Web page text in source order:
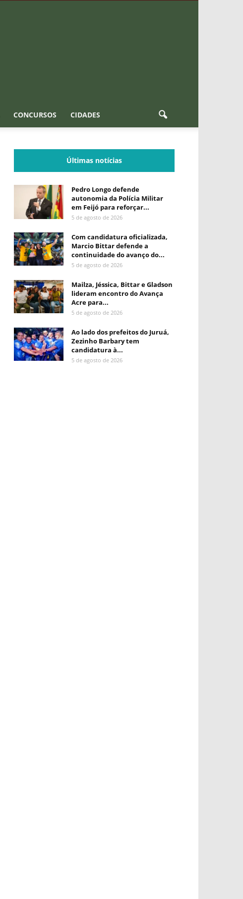
CONCURSOS CIDADES
Últimas notícias
Pedro Longo defende
autonomia da Polícia Militar
em Feijó para reforçar...
5 de agosto de 2026
Com candidatura oficializada,
Marcio Bittar defende a
continuidade do avanço do...
5 de agosto de 2026
Mailza, Jéssica, Bittar e Gladson
lideram encontro do Avança
Acre para...
5 de agosto de 2026
Ao lado dos prefeitos do Juruá,
Zezinho Barbary tem
candidatura à...
5 de agosto de 2026